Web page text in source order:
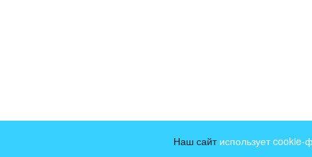
Наш сайт использует